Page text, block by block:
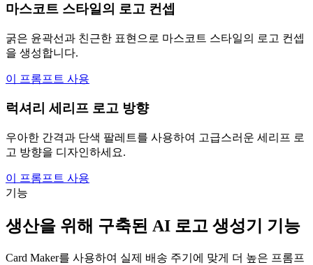
마스코트 스타일의 로고 컨셉
굵은 윤곽선과 친근한 표현으로 마스코트 스타일의 로고 컨셉
을 생성합니다.
이 프롬프트 사용
럭셔리 세리프 로고 방향
우아한 간격과 단색 팔레트를 사용하여 고급스러운 세리프 로
고 방향을 디자인하세요.
이 프롬프트 사용
기능
생산을 위해 구축된 AI 로고 생성기 기능
Card Maker를 사용하여 실제 배송 주기에 맞게 더 높은 프롬프